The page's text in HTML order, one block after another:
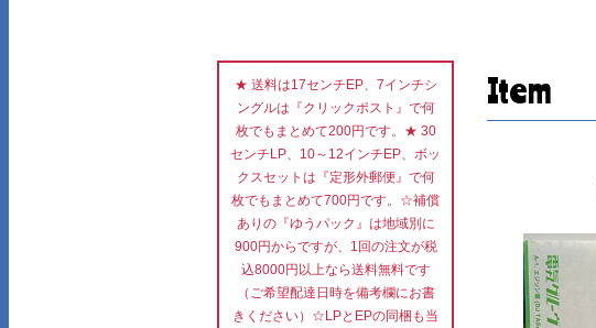
Item
★ 送料は17センチEP、7インチシ
ングルは『クリックポスト』で何
枚でもまとめて200円です。★ 30
センチLP、10～12インチEP、ボッ
クスセットは『定形外郵便』で何
枚でもまとめて700円です。☆補償
ありの『ゆうパック』は地域別に
900円からですが、1回の注文が税
込8000円以上なら送料無料です
（ご希望配達日時を備考欄にお書
きください）☆LPとEPの同梱も当